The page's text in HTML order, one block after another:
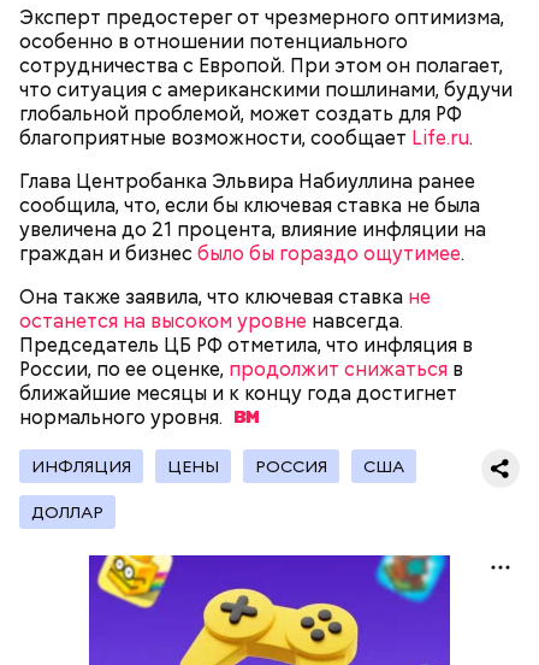
Эксперт предостерег от чрезмерного оптимизма,
особенно в отношении потенциального
сотрудничества с Европой. При этом он полагает,
что ситуация с американскими пошлинами, будучи
глобальной проблемой, может создать для РФ
благоприятные возможности, сообщает Life.ru.
Глава Центробанка Эльвира Набиуллина ранее
сообщила, что, если бы ключевая ставка не была
увеличена до 21 процента, влияние инфляции на
граждан и бизнес было бы гораздо ощутимее.
Она также заявила, что ключевая ставка не
останется на высоком уровне навсегда.
Председатель ЦБ РФ отметила, что инфляция в
России, по ее оценке, продолжит снижаться в
ближайшие месяцы и к концу года достигнет
нормального уровня.
ИНФЛЯЦИЯ ЦЕНЫ РОССИЯ США
ДОЛЛАР
Центробанк РФ уже в третий раз сохранил
ключевую ставку на уровне 21 процента. В
регуляторе уточнили, что, если динамика
цели по инфляции в четыре процента, ставка
может повыситься.
повышения ключевой ставкиуменьшилась, и оно не
понадобится, если инфляция продолжит устойчиво
снижаться. Она напомнила, что к 2026 году
инфляция должна вернуться к отметке в четыре
процента, и назвала снижение темпа роста цен
результатом жесткой денежно-кредитной